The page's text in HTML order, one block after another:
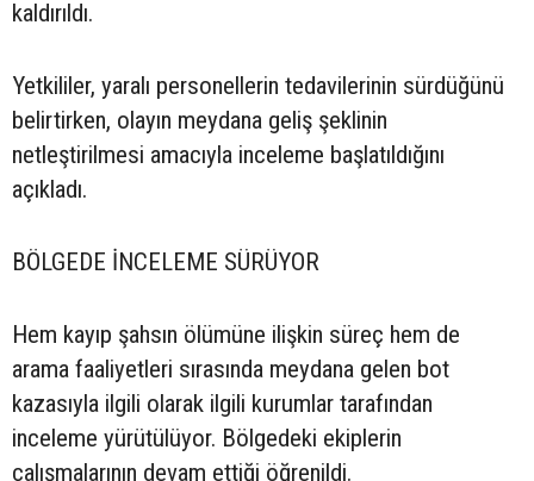
kaldırıldı.
Yetkililer, yaralı personellerin tedavilerinin sürdüğünü
belirtirken, olayın meydana geliş şeklinin
netleştirilmesi amacıyla inceleme başlatıldığını
açıkladı.
BÖLGEDE İNCELEME SÜRÜYOR
Hem kayıp şahsın ölümüne ilişkin süreç hem de
arama faaliyetleri sırasında meydana gelen bot
kazasıyla ilgili olarak ilgili kurumlar tarafından
inceleme yürütülüyor. Bölgedeki ekiplerin
çalışmalarının devam ettiği öğrenildi.